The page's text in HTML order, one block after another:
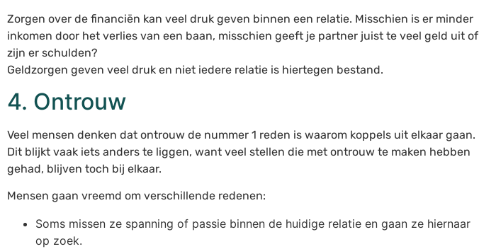
Zorgen over de financiën kan veel druk geven binnen een relatie. Misschien is er minder
inkomen door het verlies van een baan, misschien geeft je partner juist te veel geld uit of
zijn er schulden?
Geldzorgen geven veel druk en niet iedere relatie is hiertegen bestand.
4. Ontrouw
Veel mensen denken dat ontrouw de nummer 1 reden is waarom koppels uit elkaar gaan.
Dit blijkt vaak iets anders te liggen, want veel stellen die met ontrouw te maken hebben
gehad, blijven toch bij elkaar.
Mensen gaan vreemd om verschillende redenen:
Soms missen ze spanning of passie binnen de huidige relatie en gaan ze hiernaar
op zoek.